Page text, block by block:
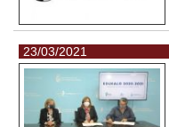
23/03/2021